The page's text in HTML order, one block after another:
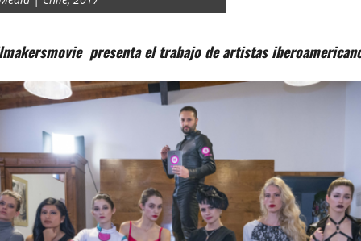
presenta el trabajo de artistas